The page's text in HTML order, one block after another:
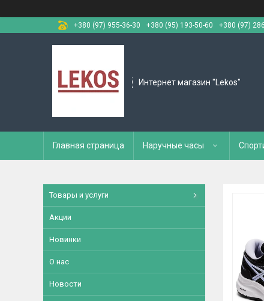
+380 (97) 955-36-30 +380 (95) 193-50-60 +380 (97)
Интернет магазин "Lekos"
Главная страница Наручные часы
Товары и услуги
Акции
Новинки
О нас
Новости